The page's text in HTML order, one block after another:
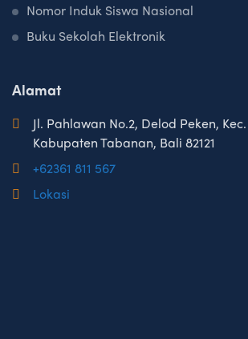
Nomor Induk Siswa Nasional
Buku Sekolah Elektronik
Alamat
Jl. Pahlawan No.2, Delod Peken,
Kabupaten Tabanan, Bali 82121
+62361 811 567
Lokasi